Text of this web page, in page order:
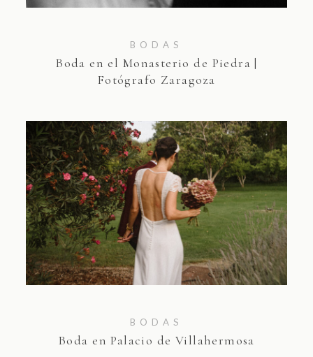
BODAS
Boda en el Monasterio de Piedra |
Fotógrafo Zaragoza
BODAS
Boda en Palacio de Villahermosa